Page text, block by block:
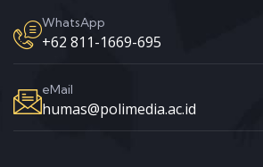
WhatsApp
+62 811-1669-695
eMail
humas@polimedia.ac.id